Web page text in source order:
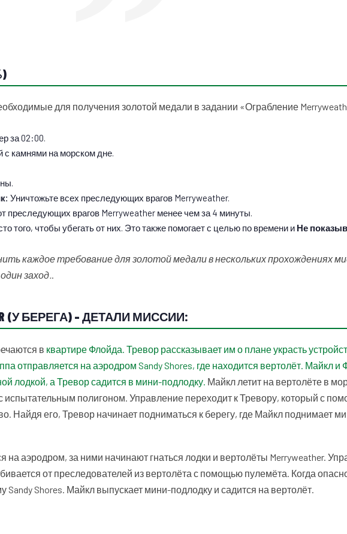
для получения золотой медали в задании «Ограбление
за 02:00.
с камнями на морском дне.
Уничтожьте всех преследующих врагов Merryweather.
преследующих врагов Merryweather менее чем за 4 минуты.
того, чтобы убегать от них. Это также помогает с целью по времени и Не
каждое требование для золотой медали в нескольких прохождениях
заход..
(У БЕРЕГА) – ДЕТАЛИ МИССИИ:
в квартире Флойда. Тревор рассказывает им о плане украсть
отправляется на аэродром Sandy Shores, где находится вертолёт. Майкл и
лодкой, а Тревор садится в мини-подлодку. Майкл летит на вертолёте в
полигоном. Управление переходит к Тревору, который с
Найдя его, Тревор начинает подниматься к берегу, где Майкл поднимает
на аэродром, за ними начинают гнаться лодки и вертолёты Merryweather.
от преследователей из вертолёта с помощью пулемёта. Когда
Sandy Shores. Майкл выпускает мини-подлодку и садится на вертолёт.